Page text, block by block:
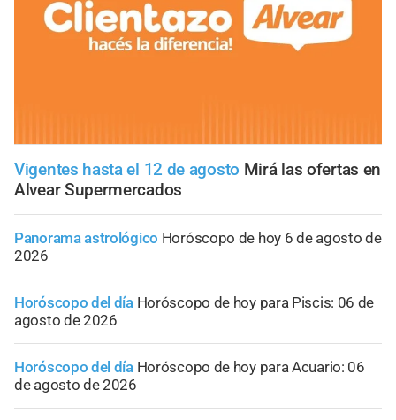
Vigentes hasta el 12 de agosto Mirá las ofertas en
Alvear Supermercados
Panorama astrológico Horóscopo de hoy 6 de agosto de
2026
Horóscopo del día Horóscopo de hoy para Piscis: 06 de
agosto de 2026
Horóscopo del día Horóscopo de hoy para Acuario: 06
de agosto de 2026